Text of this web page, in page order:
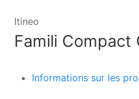
Itineo
Famili Compact
Informations sur les